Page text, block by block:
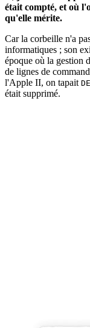
était compté, et où
qu'elle mérite.
Car la corbeille n'a
informatiques ; son
époque où la gestion
de lignes de
l'Apple II, on tapait
était supprimé.